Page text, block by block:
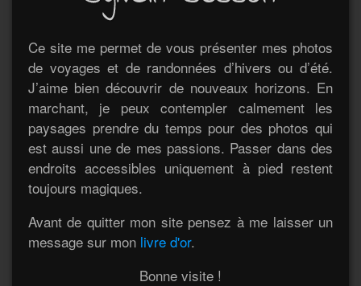
Ce site me permet de vous présenter mes photos
de voyages et de randonnées d’hivers ou d’été.
J’aime bien découvrir de nouveaux horizons. En
marchant, je peux contempler calmement les
paysages prendre du temps pour des photos qui
est aussi une de mes passions. Passer dans des
endroits accessibles uniquement à pied restent
toujours magiques.
Avant de quitter mon site pensez à me laisser un
message sur mon livre d'or.
Bonne visite !